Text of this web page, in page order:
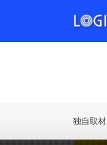
独自取材